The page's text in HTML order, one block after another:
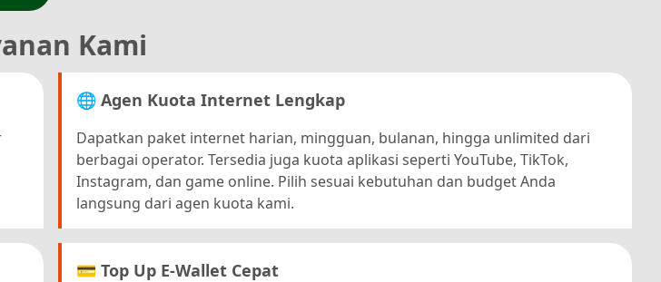
Kami
🌐 Agen Kuota Internet Lengkap
Dapatkan paket internet harian, mingguan, bulanan, hingga unlimited dari
berbagai operator. Tersedia juga kuota aplikasi seperti YouTube, TikTok,
Instagram, dan game online. Pilih sesuai kebutuhan dan budget Anda
langsung dari agen kuota kami.
💳 Top Up E-Wallet Cepat